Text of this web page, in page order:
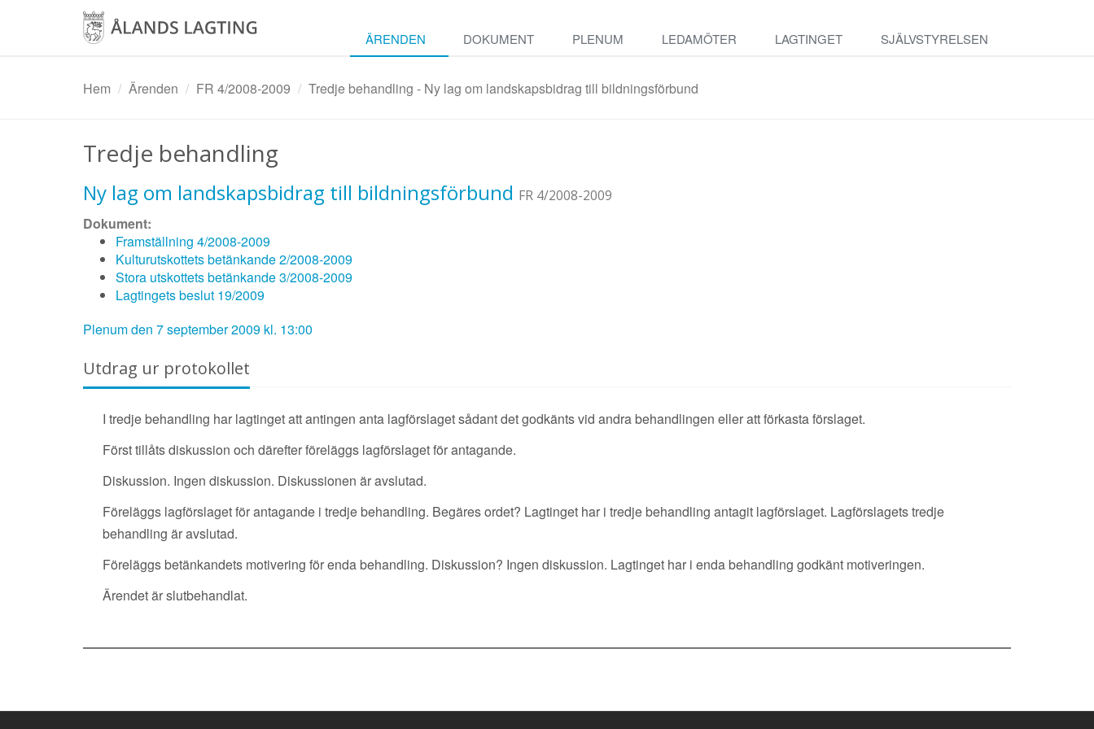
ÄRENDEN DOKUMENT PLENUM LEDAMÖTER LAGTINGET SJÄLVSTYRELSEN
Hem Ärenden FR 4/2008-2009 Tredje behandling - Ny lag om landskapsbidrag till bildningsförbund
Tredje behandling
Ny lag om landskapsbidrag till bildningsförbund FR 4/2008-2009
Dokument:
Framställning 4/2008-2009
Kulturutskottets betänkande 2/2008-2009
Stora utskottets betänkande 3/2008-2009
Lagtingets beslut 19/2009
Plenum den 7 september 2009 kl. 13:00
Utdrag ur protokollet
I tredje behandling har lagtinget att antingen anta lagförslaget sådant det godkänts vid andra behandlingen eller att förkasta förslaget.
Först tillåts diskussion och därefter föreläggs lagförslaget för antagande.
Diskussion. Ingen diskussion. Diskussionen är avslutad.
Föreläggs lagförslaget för antagande i tredje behandling. Begäres ordet? Lagtinget har i tredje behandling antagit lagförslaget. Lagförslagets tredje
behandling är avslutad.
Föreläggs betänkandets motivering för enda behandling. Diskussion? Ingen diskussion. Lagtinget har i enda behandling godkänt motiveringen.
Ärendet är slutbehandlat.